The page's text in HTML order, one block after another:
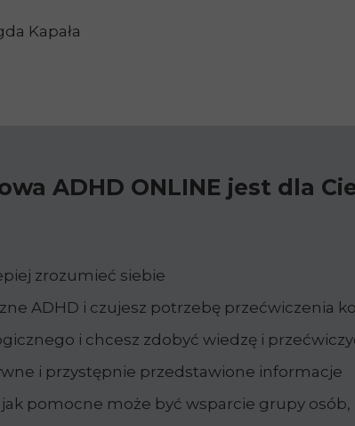
Kapała
ADHD ONLINE jest dla
zrozumieć siebie
ADHD i czujesz potrzebę przećwiczenia
i chcesz zdobyć wiedzę i
i przystępnie przedstawione informacje
pomocne może być wsparcie grupy